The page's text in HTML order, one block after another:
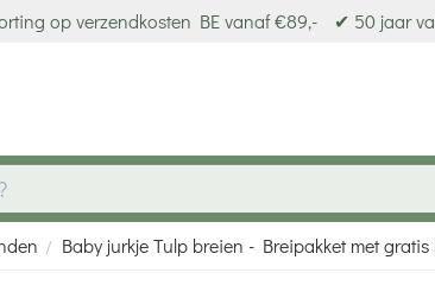
op verzendkosten BE vanaf €89,- ✔ 50 jaar
/ Baby jurkje Tulp breien - Breipakket met